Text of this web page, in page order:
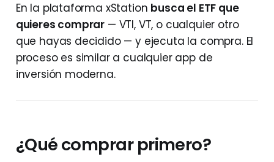
En la plataforma xStation busca el ETF que
quieres comprar — VTI, VT, o cualquier otro
que hayas decidido — y ejecuta la compra. El
proceso es similar a cualquier app de
inversión moderna.
¿Qué comprar primero?